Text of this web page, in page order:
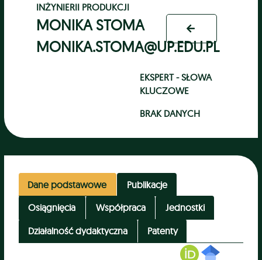
INŻYNIERII PRODUKCJI
MONIKA STOMA
MONIKA.STOMA@UP.EDU.PL
EKSPERT - SŁOWA
KLUCZOWE
BRAK DANYCH
Dane podstawowe
Publikacje
Osiągnięcia
Współpraca
Jednostki
Działalność dydaktyczna
Patenty